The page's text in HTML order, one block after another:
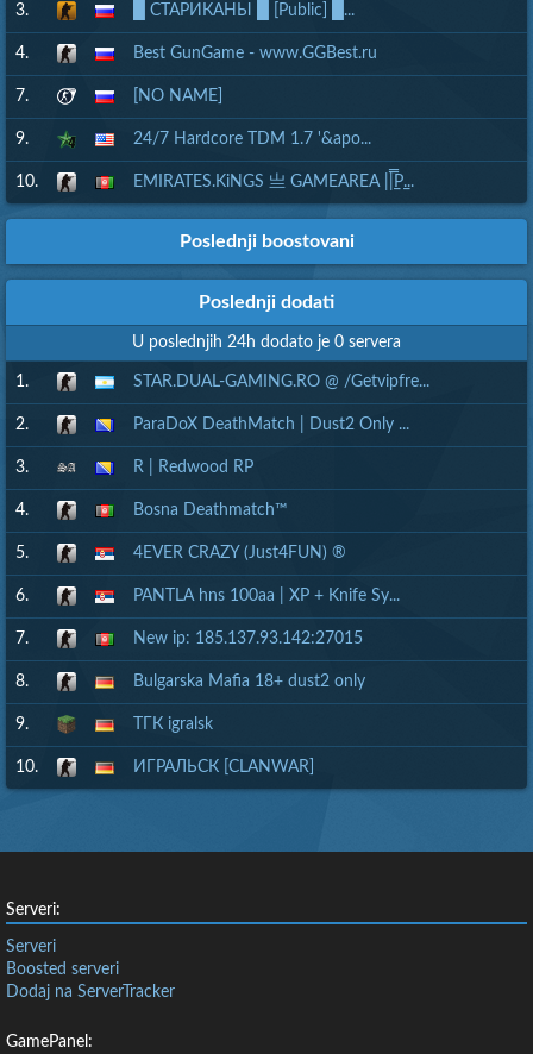
3. █ СТАРИКАНЫ █ [Public] █...
4. Best GunGame - www.GGBest.ru
7. [NO NAME]
9. 24/7 Hardcore TDM 1.7 '&apo...
10. EMIRATES.KiNGS 亗 GAMEAREA ||͇̿P͇...
Poslednji boostovani
Poslednji dodati
U poslednjih 24h dodato je 0 servera
1. STAR.DUAL-GAMING.RO @ /Getvipfre...
2. ParaDoX DeathMatch | Dust2 Only ...
3. R | Redwood RP
4. Bosna Deathmatch™
5. 4EVER CRAZY (Just4FUN) ®
6. PANTLA hns 100aa | XP + Knife Sy...
7. New ip: 185.137.93.142:27015
8. Bulgarska Mafia 18+ dust2 only
9. ТГК igralsk
10. ИГРАЛЬСК [CLANWAR]
Serveri:
Serveri
Boosted serveri
Dodaj na ServerTracker
GamePanel: